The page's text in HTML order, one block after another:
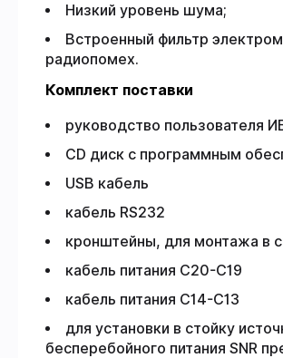
Низкий уровень шума;
Встроенный фильтр
радиопомех.
Комплект поставки
руководство пользователя
CD диск с программным
USB кабель
кабель RS232
кронштейны, для монтажа в
кабель питания С20-С19
кабель питания С14-С13
для установки в стойку
бесперебойного питания SNR